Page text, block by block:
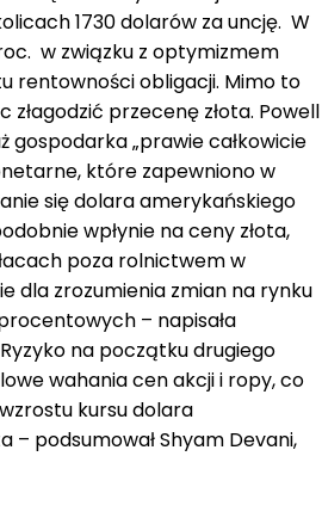
1730 dolarów za uncję. W
w związku z optymizmem
rentowności obligacji. Mimo to
przecenę złota. Powell
gospodarka „prawie całkowicie
które zapewniono w
się dolara amerykańskiego
wpłynie na ceny złota,
poza rolnictwem w
dla zrozumienia zmian na rynku
– napisała
na początku drugiego
wahania cen akcji i ropy, co
kursu dolara
– podsumował Shyam Devani,